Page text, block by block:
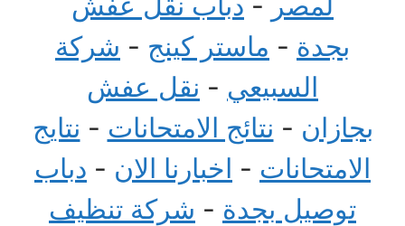
بجدة - ماستر كينج - شركة
السبيعي - نقل عفش
بجازان - نتائج الامتحانات - نتايج
الامتحانات - اخبارنا الان - دباب
توصيل بجدة - شركة تنظيف